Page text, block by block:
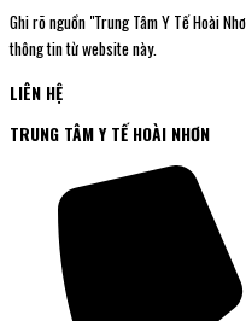
Ghi rõ nguồn "Trung Tâm Y Tế Hoài
thông tin từ website này.
LIÊN HỆ
TRUNG TÂM Y TẾ HOÀI NHƠN